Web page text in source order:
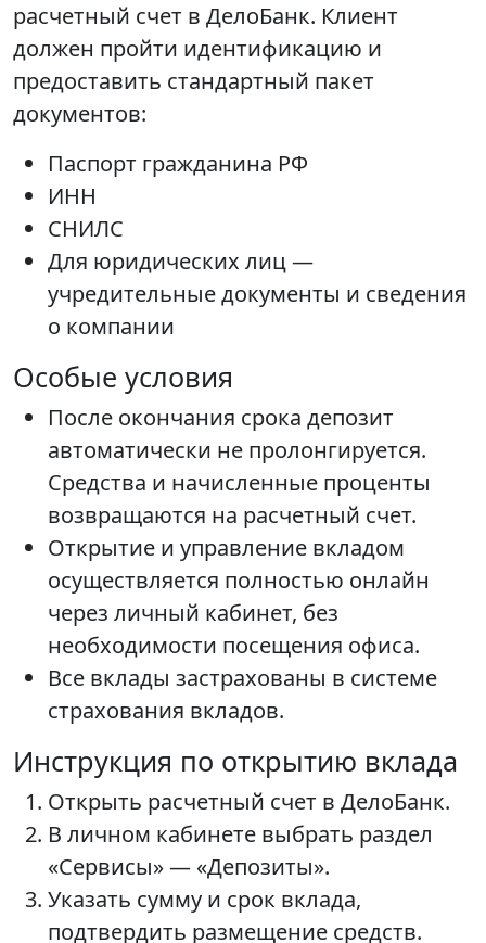
расчетный счет в ДелоБанк. Клиент
должен пройти идентификацию и
предоставить стандартный пакет
документов:
Паспорт гражданина РФ
ИНН
СНИЛС
Для юридических лиц —
учредительные документы и сведения
о компании
Особые условия
После окончания срока депозит
автоматически не пролонгируется.
Средства и начисленные проценты
возвращаются на расчетный счет.
Открытие и управление вкладом
осуществляется полностью онлайн
через личный кабинет, без
необходимости посещения офиса.
Все вклады застрахованы в системе
страхования вкладов.
Инструкция по открытию вклада
Открыть расчетный счет в ДелоБанк.
В личном кабинете выбрать раздел
«Сервисы» — «Депозиты».
Указать сумму и срок вклада,
подтвердить размещение средств.